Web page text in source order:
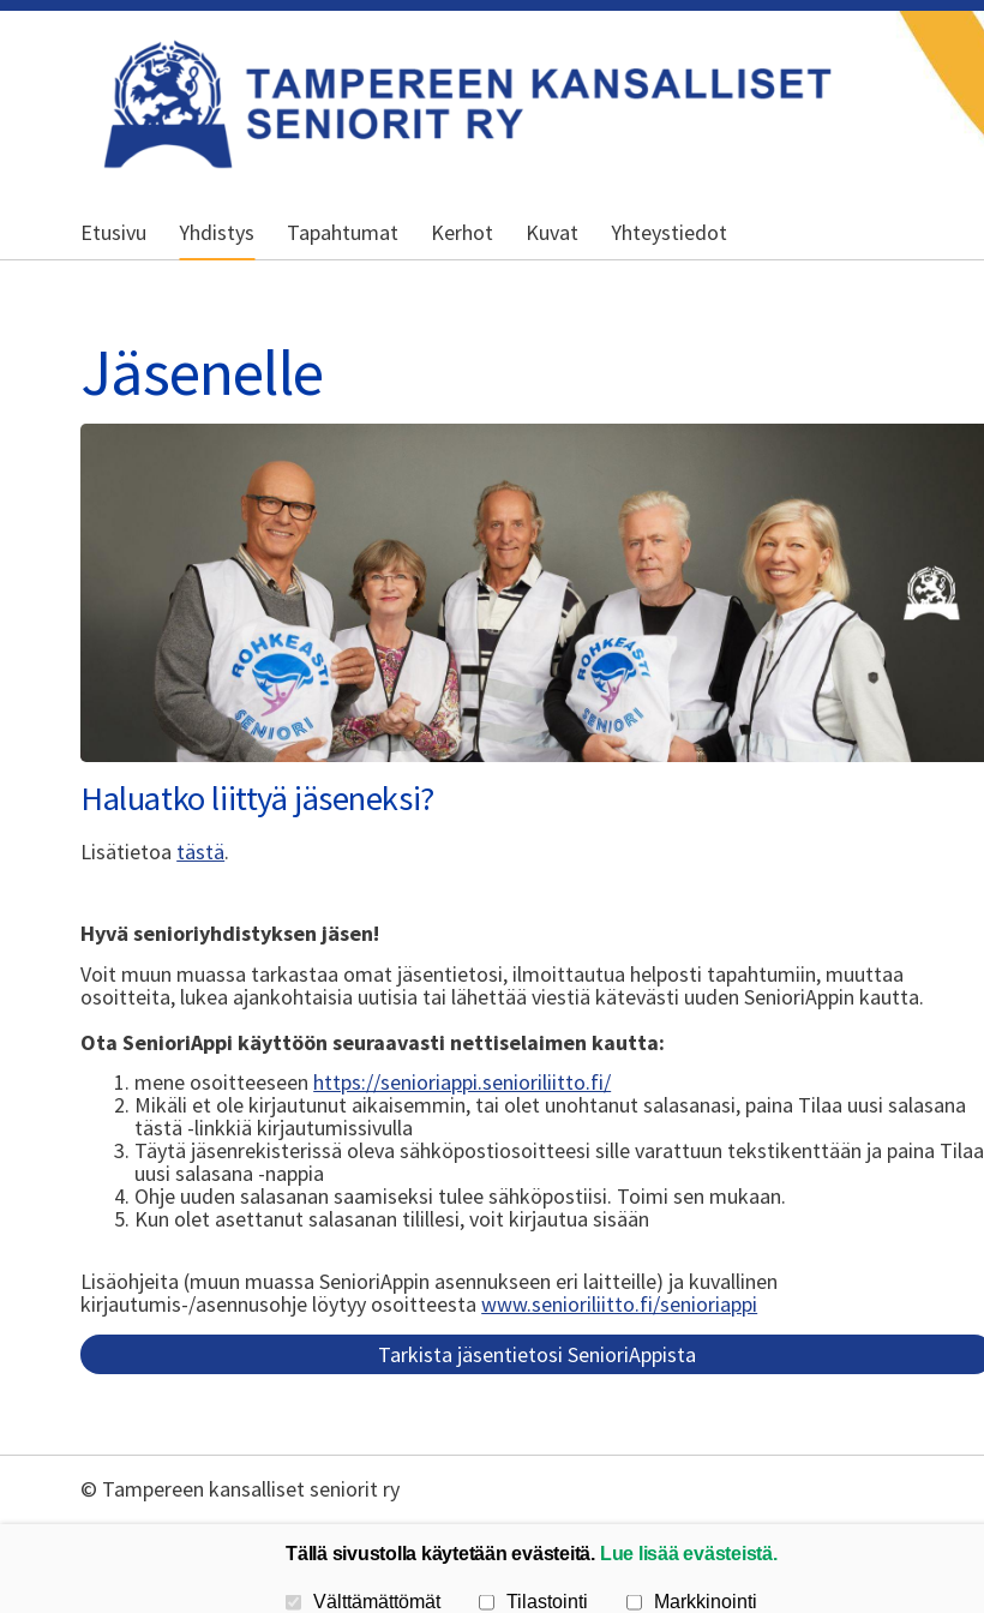
Kansallinen senioriliitto
Etusivu Yhdistys Tapahtumat Kerhot Kuvat Yhteystiedot
Jäsenelle
Haluatko liittyä jäseneksi?
Lisätietoa tästä.
Hyvä senioriyhdistyksen jäsen!
Voit muun muassa tarkastaa omat jäsentietosi, ilmoittautua helposti tapahtumiin, muuttaa
osoitteita, lukea ajankohtaisia uutisia tai lähettää viestiä kätevästi uuden SenioriAppin kautta.
Ota SenioriAppi käyttöön seuraavasti nettiselaimen kautta:
mene osoitteeseen https://senioriappi.senioriliitto.fi/
Mikäli et ole kirjautunut aikaisemmin, tai olet unohtanut salasanasi, paina Tilaa uusi salasana
tästä -linkkiä kirjautumissivulla
Täytä jäsenrekisterissä oleva sähköpostiosoitteesi sille varattuun tekstikenttään ja paina Tilaa
uusi salasana -nappia
Ohje uuden salasanan saamiseksi tulee sähköpostiisi. Toimi sen mukaan.
Kun olet asettanut salasanan tilillesi, voit kirjautua sisään
Lisäohjeita (muun muassa SenioriAppin asennukseen eri laitteille) ja kuvallinen
kirjautumis-/asennusohje löytyy osoitteestawww.senioriliitto.fi/senioriappi
Tarkista jäsentietosi SenioriAppista
© Tampereen kansalliset seniorit ry
Tällä sivustolla käytetään evästeitä. Lue lisää evästeistä.
Valitse käytettävät evästeet
Välttämättömät Tilastointi Markkinointi